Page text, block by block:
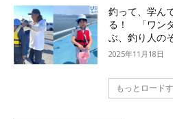
釣って、学ん
る！ 「ワン
ぶ、釣り人の
2025年11月18日
もっとロード